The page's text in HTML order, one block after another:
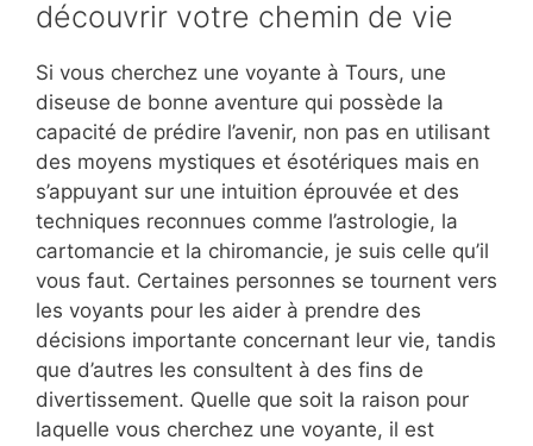
découvrir votre chemin de vie
Si vous cherchez une voyante à Tours, une
diseuse de bonne aventure qui possède la
capacité de prédire l’avenir, non pas en utilisant
des moyens mystiques et ésotériques mais en
s’appuyant sur une intuition éprouvée et des
techniques reconnues comme l’astrologie, la
cartomancie et la chiromancie, je suis celle qu’il
vous faut. Certaines personnes se tournent vers
les voyants pour les aider à prendre des
décisions importante concernant leur vie, tandis
que d’autres les consultent à des fins de
divertissement. Quelle que soit la raison pour
laquelle vous cherchez une voyante, il est